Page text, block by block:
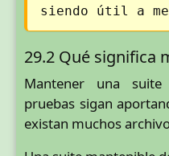
siendo útil a
29.2 Qué significa
Mantener una
pruebas sigan
existan muchos